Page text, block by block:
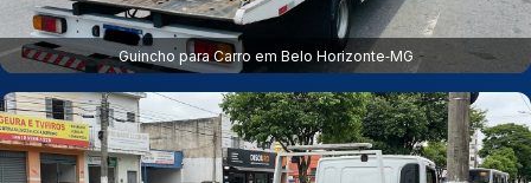
Guincho para Carro em Belo Horizonte‑MG